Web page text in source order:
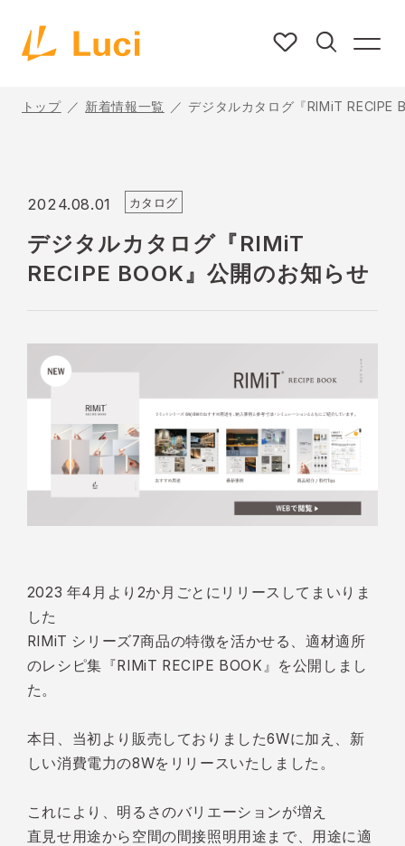
トップ 新着情報一覧 デジタルカタログ『RIMiT RECIPE
2024.08.01 カタログ
デジタルカタログ『RIMiT
RECIPE BOOK』公開のお知らせ
2023 年4月より2か月ごとにリリースしてまいりま
した
RIMiT シリーズ7商品の特徴を活かせる、適材適所
のレシピ集『RIMiT RECIPE BOOK』を公開しまし
た。
本日、当初より販売しておりました6Wに加え、新
しい消費電力の8Wをリリースいたしました。
これにより、明るさのバリエーションが増え
直見せ用途から空間の間接照明用途まで、用途に適